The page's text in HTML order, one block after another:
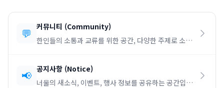
💬 커뮤니티 (Community)
한인들의 소통과 교류를 위한 공간, 다양한 주제로 소통
📢 공지사항 (Notice)
너울의 새소식, 이벤트, 행사 정보를 공유하는 공간입니